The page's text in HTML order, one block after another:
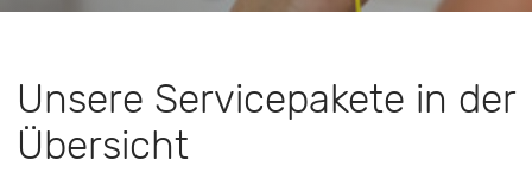
Unsere Servicepakete in der
Übersicht